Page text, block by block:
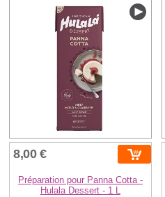
8,00 €
Préparation pour Panna Cotta -
Hulala Dessert - 1 L